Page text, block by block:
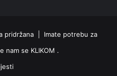
pridržana | Imate potrebu za
nam se KLIKOM .